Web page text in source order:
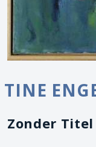
TINE
Zonder Titel